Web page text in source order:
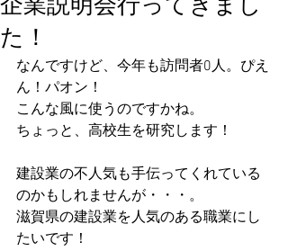
企業説明会行ってきまし
た！
なんですけど、今年も訪問者0人。ぴえ
ん！パオン！
こんな風に使うのですかね。
ちょっと、高校生を研究します！
建設業の不人気も手伝ってくれている
のかもしれませんが・・・。
滋賀県の建設業を人気のある職業にし
たいです！